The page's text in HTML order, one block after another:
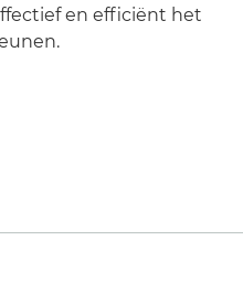
en efficiënt het